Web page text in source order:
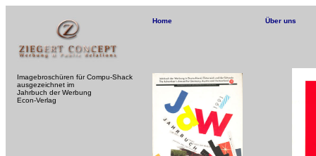
Home Über uns
Imagebroschüren für Compu-Shack
ausgezeichnet im
Jahrbuch der Werbung
Econ-Verlag